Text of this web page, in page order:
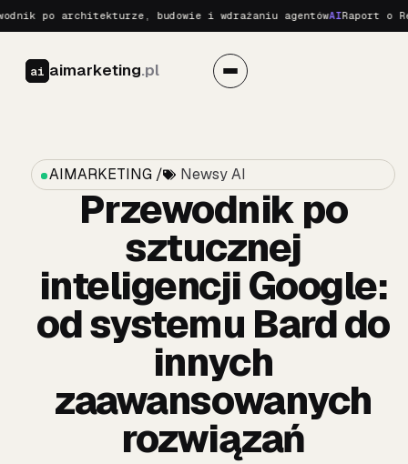
po architekturze, budowie i wdrażaniu agentówAIRaport o
ai aimarketing.pl
AIMARKETING / Newsy AI
Przewodnik po
sztucznej
inteligencji Google:
od systemu Bard do
innych
zaawansowanych
rozwiązań